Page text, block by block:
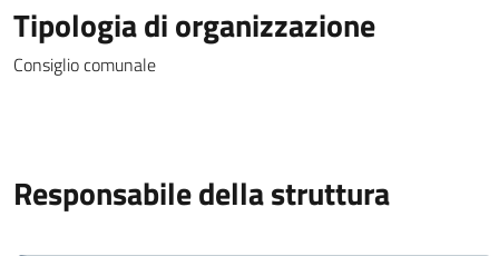
Tipologia di organizzazione
Consiglio comunale
Responsabile della struttura